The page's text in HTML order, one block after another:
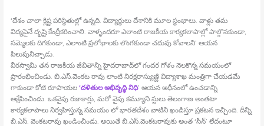
‘దేశం చాలా క్లిష్ట పరిస్థితుల్లో ఉన్నది. విద్యార్థులు దేశానికి మూల స్థంభాలు. వాళ్లు తమ
విద్యపైనే దృష్టి కేంద్రీకరించాలి. వాళ్ళందరూ ఎలాంటి రాజకీయ కార్యకలాపాల్లో పాల్గొనకుండా,
సమ్మెలకు దిగకుండా, ఎలాంటి ప్రలోభాలకు లొంగకుండా చదువు కోవాలని’ ఆయన
పిలుపునిచ్చాడు.
వీరస్వామి తన రాజకీయ జీవితాన్ని హైదరాబాద్‍లో గందర గోళం నెలకొన్న సమయంలో
ప్రారంభించిండు. బి.ఎస్‍.వెంకట రావు లాంటి నిరక్షరాస్యుణ్ణి విద్యాశాఖ మంత్రిగా చేయడమే
గాకుండా కోటి రూపాయల‘దళితుల అభివృద్ధి నిధి’ ఆయన అధీనంలో ఉంచడాన్ని
ఆక్షేపించిండు. ఒకవైపు రజాకార్లు, మరో వైపు కమ్యూని స్టులు తెలంగాణ అంతటా
కార్యకలాపాలు నిర్వహిస్తున్న సమయం లో భారతదేశం వాటిని ఖండిస్తూ ప్రకటన ఇచ్చింది. దీన్ని
బి.ఎస్‍. వెంకటరావు ఖండించిండు. అయితే బి.ఎస్‍.వెంకటరావుకు అంత ‘సీన్‍’ లేదంటూ